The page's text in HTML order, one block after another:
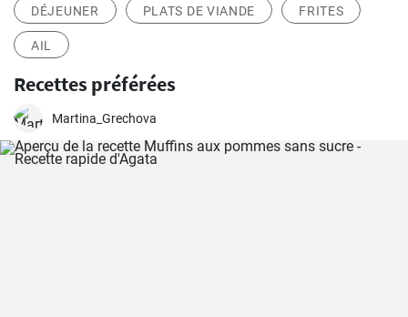
DÉJEUNER PLATS DE VIANDE FRITES
AIL
Recettes préférées
Martina_Grechova